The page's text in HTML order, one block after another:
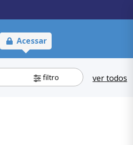
Acessar
filtro ver todos